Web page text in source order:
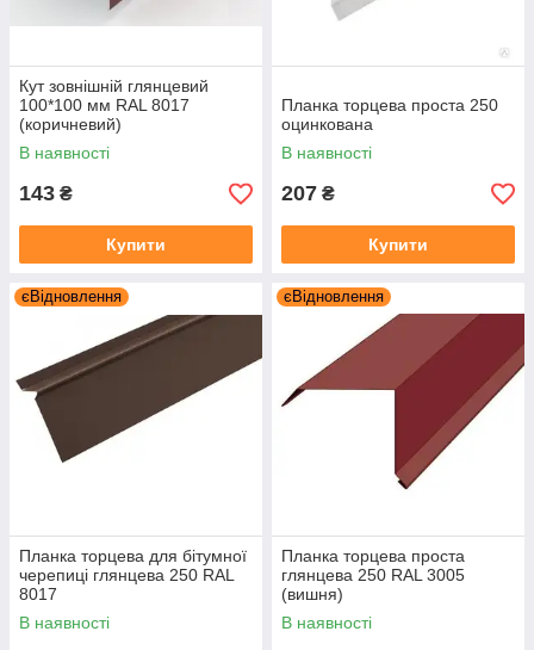
Кут зовнішній глянцевий
100*100 мм RAL 8017
(коричневий)
В наявності
143 ₴
Купити
Планка торцева проста 250
оцинкована
В наявності
207 ₴
Купити
єВідновлення
Планка торцева для бітумної
черепиці глянцева 250 RAL
8017
В наявності
єВідновлення
Планка торцева проста
глянцева 250 RAL 3005
(вишня)
В наявності